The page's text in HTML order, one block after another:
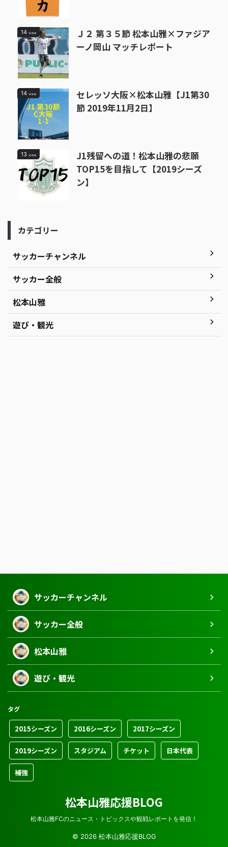
14 view
Ｊ２ 第３５節 松本山雅×ファジア
ーノ岡山 マッチレポート
14 view
セレッソ大阪×松本山雅【J1第30
節 2019年11月2日】
13 view
J1残留への道！松本山雅の悲願
TOP15を目指して【2019シーズ
ン】
カテゴリー
サッカーチャンネル
サッカー全般
松本山雅
遊び・観光
サッカーチャンネル
サッカー全般
松本山雅
遊び・観光
タグ
2015シーズン 2016シーズン 2017シーズン
2019シーズン スタジアム チケット 日本代表
補強
松本山雅応援BLOG
松本山雅FCのニュース・トピックスや観戦レポートを発信！
© 2026 松本山雅応援BLOG